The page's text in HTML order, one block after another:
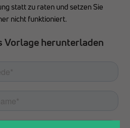
statt zu raten und setzen Sie
nicht funktioniert.
Vorlage herunterladen